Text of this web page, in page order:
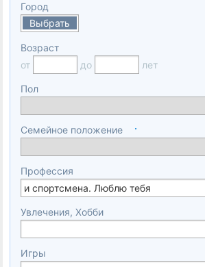
Город
Выбрать
Возраст
от
до лет
Пол
Семейное положение
Профессия
Увлечения, Хобби
Игры